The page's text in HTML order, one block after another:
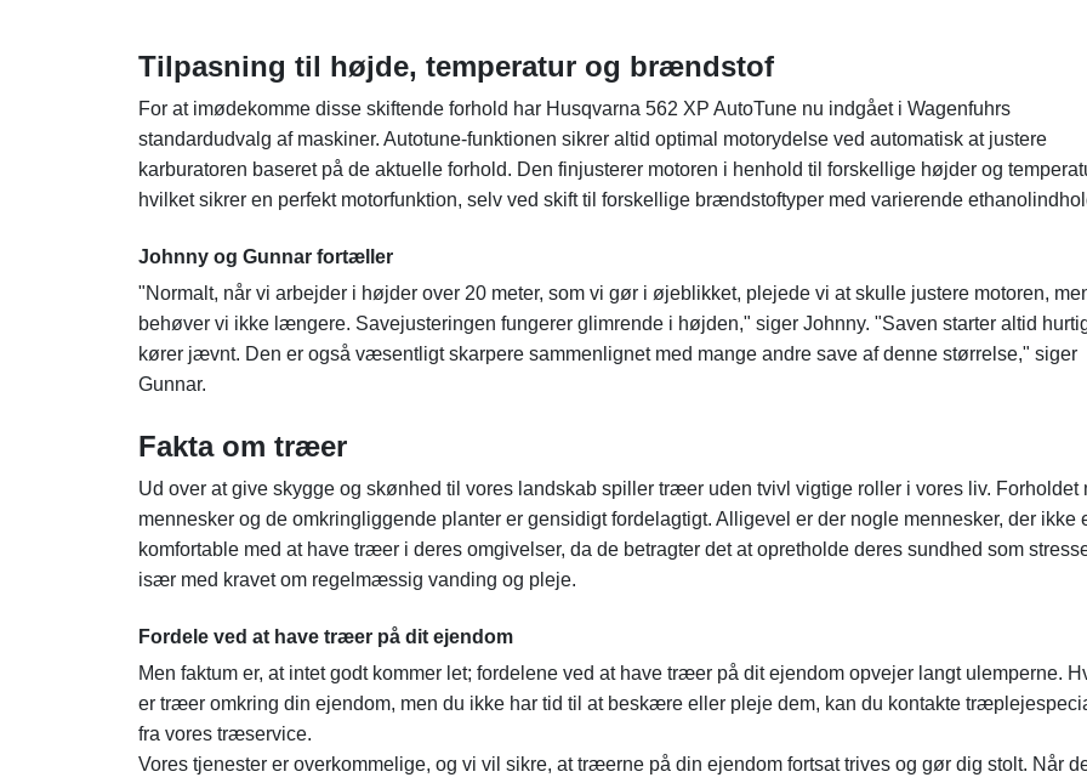
Tilpasning til højde, temperatur og brændstof
For at imødekomme disse skiftende forhold har Husqvarna 562 XP AutoTune nu indgået i Wagenfuhrs
standardudvalg af maskiner. Autotune-funktionen sikrer altid optimal motorydelse ved automatisk at justere
karburatoren baseret på de aktuelle forhold. Den finjusterer motoren i henhold til forskellige højder og
hvilket sikrer en perfekt motorfunktion, selv ved skift til forskellige brændstoftyper med varierende
Johnny og Gunnar fortæller
"Normalt, når vi arbejder i højder over 20 meter, som vi gør i øjeblikket, plejede vi at skulle justere motoren,
behøver vi ikke længere. Savejusteringen fungerer glimrende i højden," siger Johnny. "Saven starter altid
kører jævnt. Den er også væsentligt skarpere sammenlignet med mange andre save af denne størrelse," siger
Gunnar.
Fakta om træer
Ud over at give skygge og skønhed til vores landskab spiller træer uden tvivl vigtige roller i vores liv. Forholdet
mennesker og de omkringliggende planter er gensidigt fordelagtigt. Alligevel er der nogle mennesker, der ikke
komfortable med at have træer i deres omgivelser, da de betragter det at opretholde deres sundhed som
især med kravet om regelmæssig vanding og pleje.
Fordele ved at have træer på dit ejendom
Men faktum er, at intet godt kommer let; fordelene ved at have træer på dit ejendom opvejer langt ulemperne.
er træer omkring din ejendom, men du ikke har tid til at beskære eller pleje dem, kan du kontakte
fra vores træservice.
Vores tjenester er overkommelige, og vi vil sikre, at træerne på din ejendom fortsat trives og gør dig stolt. Når